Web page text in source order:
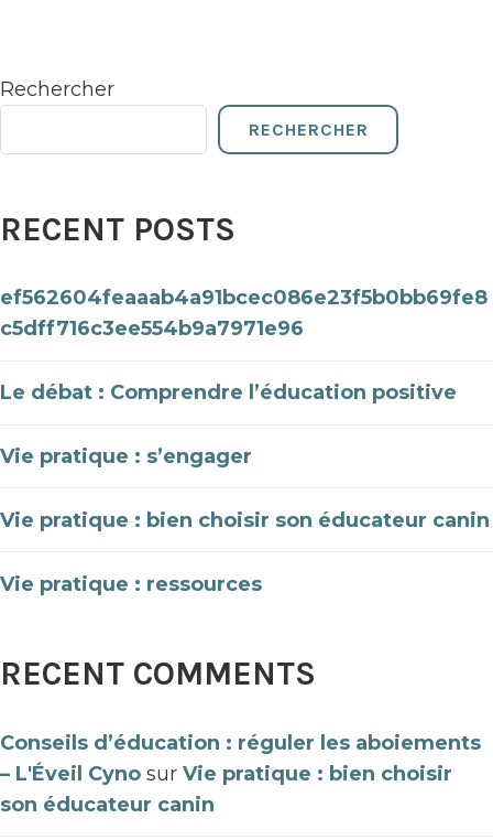
Rechercher
RECHERCHER
RECENT POSTS
ef562604feaaab4a91bcec086e23f5b0bb69fe8
c5dff716c3ee554b9a7971e96
Le débat : Comprendre l’éducation positive
Vie pratique : s’engager
Vie pratique : bien choisir son éducateur canin
Vie pratique : ressources
RECENT COMMENTS
Conseils d’éducation : réguler les aboiements
– L'Éveil Cyno sur Vie pratique : bien choisir
son éducateur canin